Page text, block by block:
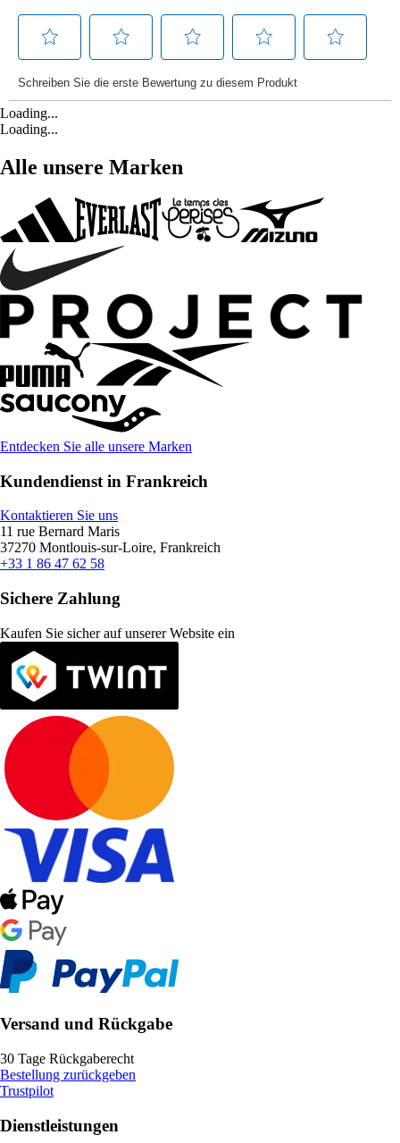
Loading...
Loading...
Alle unsere Marken
Entdecken Sie alle unsere Marken
Kundendienst in Frankreich
Kontaktieren Sie uns
11 rue Bernard Maris
37270 Montlouis-sur-Loire, Frankreich
+33 1 86 47 62 58
Sichere Zahlung
Kaufen Sie sicher auf unserer Website ein
Versand und Rückgabe
30 Tage Rückgaberecht
Bestellung zurückgeben
Trustpilot
Dienstleistungen